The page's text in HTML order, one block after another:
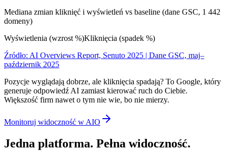
Mediana zmian kliknięć i wyświetleń vs baseline (dane GSC, 1 442
domeny)
Wyświetlenia (wzrost %)Kliknięcia (spadek %)
Źródło: AI Overviews Report, Senuto 2025 | Dane GSC, maj–
październik 2025
Pozycje wyglądają dobrze, ale kliknięcia spadają? To Google, który
generuje odpowiedź AI zamiast kierować ruch do Ciebie.
Większość firm nawet o tym nie wie, bo nie mierzy.
Monitoruj widoczność w AIO
Jedna platforma. Pełna widoczność.